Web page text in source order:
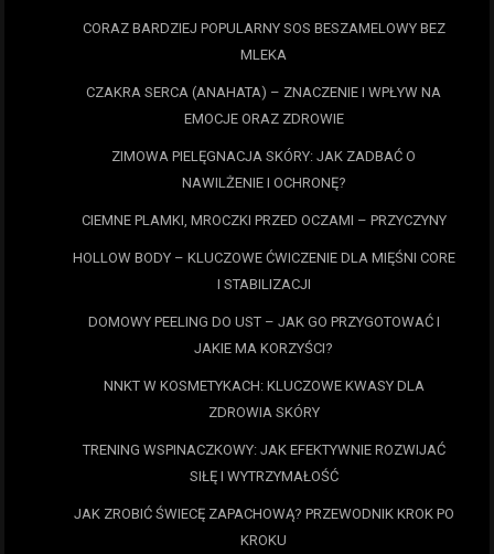
CORAZ BARDZIEJ POPULARNY SOS BESZAMELOWY BEZ
MLEKA
CZAKRA SERCA (ANAHATA) – ZNACZENIE I WPŁYW NA
EMOCJE ORAZ ZDROWIE
ZIMOWA PIELĘGNACJA SKÓRY: JAK ZADBAĆ O
NAWILŻENIE I OCHRONĘ?
CIEMNE PLAMKI, MROCZKI PRZED OCZAMI – PRZYCZYNY
HOLLOW BODY – KLUCZOWE ĆWICZENIE DLA MIĘŚNI CORE
I STABILIZACJI
DOMOWY PEELING DO UST – JAK GO PRZYGOTOWAĆ I
JAKIE MA KORZYŚCI?
NNKT W KOSMETYKACH: KLUCZOWE KWASY DLA
ZDROWIA SKÓRY
TRENING WSPINACZKOWY: JAK EFEKTYWNIE ROZWIJAĆ
SIŁĘ I WYTRZYMAŁOŚĆ
JAK ZROBIĆ ŚWIECĘ ZAPACHOWĄ? PRZEWODNIK KROK PO
KROKU